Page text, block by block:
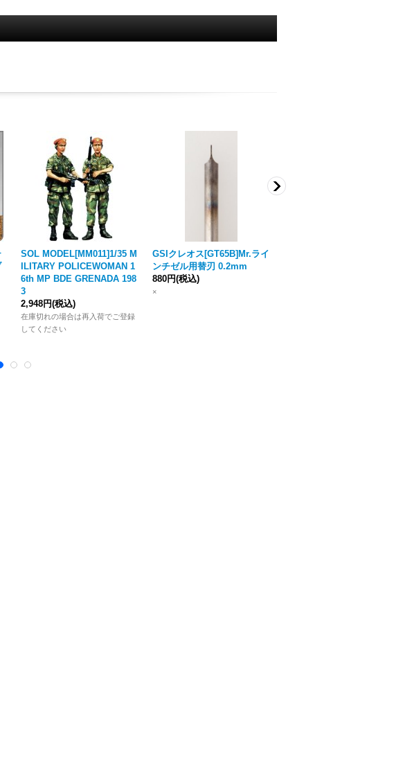
SOL MODEL[MM011]1/35 M
ILITARY POLICEWOMAN 1
6th MP BDE GRENADA 198
3
2,948円(税込)
在庫切れの場合は再入荷でご登録
してください
GSIクレオス[GT65B]Mr.ライ
ンチゼル用替刃 0.2mm
880円(税込)
×